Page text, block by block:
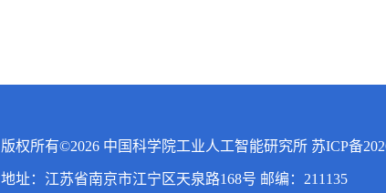
版权所有©2026 中国科学院工业人工智能研究所 苏ICP备
地址：江苏省南京市江宁区天泉路168号 邮编：211135